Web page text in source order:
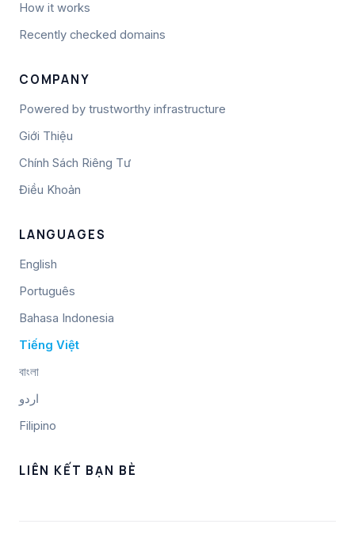
How it works
Recently checked domains
COMPANY
Powered by trustworthy infrastructure
Giới Thiệu
Chính Sách Riêng Tư
Điều Khoản
LANGUAGES
English
Português
Bahasa Indonesia
Tiếng Việt
বাংলা
اردو
Filipino
LIÊN KẾT BẠN BÈ